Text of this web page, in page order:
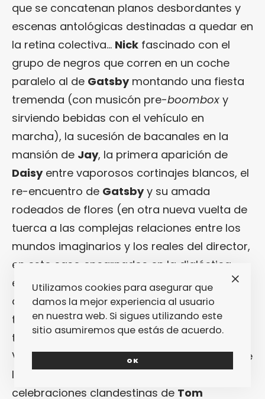
que se concatenan planos desbordantes y
escenas antológicas destinadas a quedar en
la retina colectiva… Nick fascinado con el
grupo de negros que corren en un coche
paralelo al de Gatsbymontando una fiesta
tremenda (con musicón pre-boombox y
sirviendo bebidas con el vehículo en
marcha), la sucesión de bacanales en la
mansión de Jay, la primera aparición de
Daisyentre vaporosos cortinajes blancos, el
re-encuentro de Gatsbyy su amada
rodeados de flores (en otra nueva vuelta de
tuerca a las complejas relaciones entre los
mundos imaginarios y los reales del director,
en este caso encarnados en la dialéctica
entre el paraíso floral artificial en el que los
amantes se encuentran y el paisaje
tormentoso que se filtra fugazmente a
través de las ventanas), el atropello en el
Valle de las Cenizas bajo la atenta mirada de
los ojos del Dr.T.J. Eckleburg, las
celebraciones clandestinas de Tom
Utilizamos cookies para asegurar que
damos la mejor experiencia al usuario
en nuestra web. Si sigues utilizando este
sitio asumiremos que estás de acuerdo.
OK